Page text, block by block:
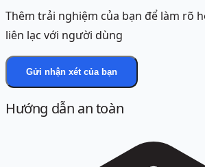
Thêm trải nghiệm của bạn để làm rõ
liên lạc với người dùng
Gửi nhận xét của bạn
Hướng dẫn an toàn